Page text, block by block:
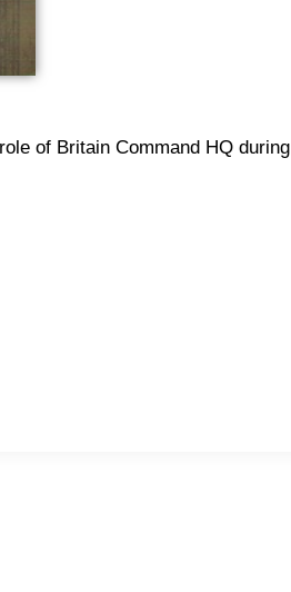
of Britain Command HQ during